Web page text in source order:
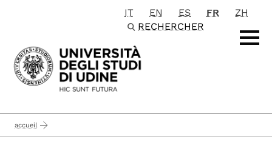
Passa al contenuto principale
IT EN ES FR
ZH
RECHERCHER
accueil